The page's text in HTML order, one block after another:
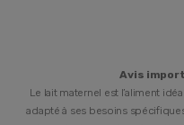
Avis
Le lait maternel est l’aliment
adapté à ses besoins